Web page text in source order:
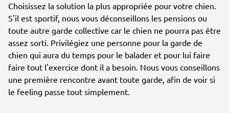
Choisissez la solution la plus appropriée pour votre chien.
S'il est sportif, nous vous déconseillons les pensions ou
toute autre garde collective car le chien ne pourra pas être
assez sorti. Privilégiez une personne pour la garde de
chien qui aura du temps pour le balader et pour lui faire
faire tout l'exercice dont il a besoin. Nous vous conseillons
une première rencontre avant toute garde, afin de voir si
le feeling passe tout simplement.